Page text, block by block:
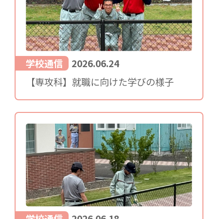
学校通信
2026.06.24
【専攻科】就職に向けた学びの様子